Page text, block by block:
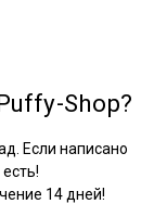
Shop?
Если написано
14 дней!